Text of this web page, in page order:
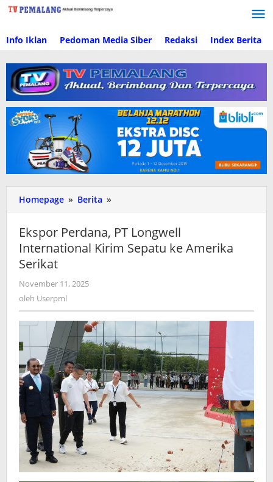
Lewati
Info Iklan Pedoman Media Siber Redaksi Index Berita
Homepage » Berita »
Perdana,
Longwell
International
Serikat
Ekspor Perdana, PT Longwell
International Kirim Sepatu ke Amerika
Serikat
November 11, 2025
oleh Userpml